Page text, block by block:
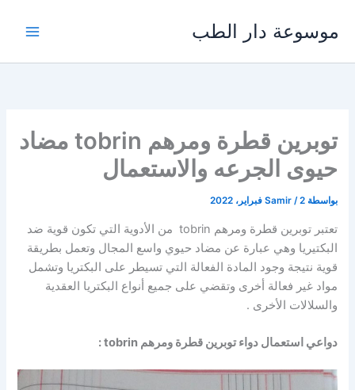
المحتوى
موسوعة دار الطب
توبرين قطرة ومرهم tobrin مضاد
حيوى الجرعه والاستعمال
بواسطة Samir /2 فبراير، 2022
تعتبر توبرين قطرة ومرهم tobrin من الأدوية التي تكون قوية ضد
البكتيريا وهي عبارة عن مضاد حيوي واسع المجال وتعمل بطريقة
قوية نتيجة وجود المادة الفعالة التي تسيطر على البكتريا وتشمل
مواد غير فعالة أخرى وتقضي على جميع أنواع البكتريا العقدية
والسلالات الأخرى .
دواعي استعمال دواء توبرين قطرة ومرهم tobrin :